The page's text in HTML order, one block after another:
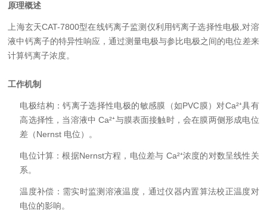
原理概述
上海玄天CAT-7800型在线钙离子监测仪利用钙离子选择性电极,对溶
液中钙离子的特异性响应，通过测量电极与参比电极之间的电位差来
计算钙离子浓度。
工作机制
电极结构：钙离子选择性电极的敏感膜（如PVC膜）对Ca²⁺具有
高选择性，当溶液中 Ca²⁺与膜表面接触时，会在膜两侧形成电位
差（Nernst 电位）。
电位计算：根据Nernst方程，电位差与 Ca²⁺浓度的对数呈线性关
系。
温度补偿：需实时监测溶液温度，通过仪器内置算法校正温度对
电位的影响。